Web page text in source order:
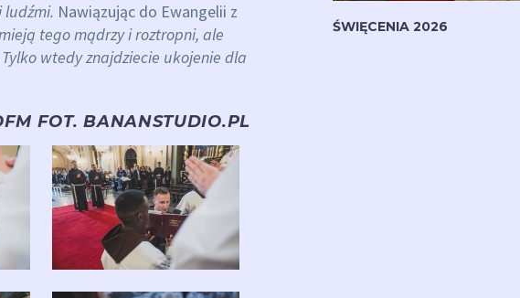
ludźmi. Nawiązując do Ewangelii z
tego mądrzy i roztropni, ale
wtedy znajdziecie ukojenie dla
FOT. BANANSTUDIO.PL
ŚWIĘCENIA 2026